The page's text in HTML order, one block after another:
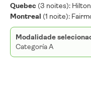
Quebec (3 noites):
Montreal (1 noite):
Modalidade
Categoría A